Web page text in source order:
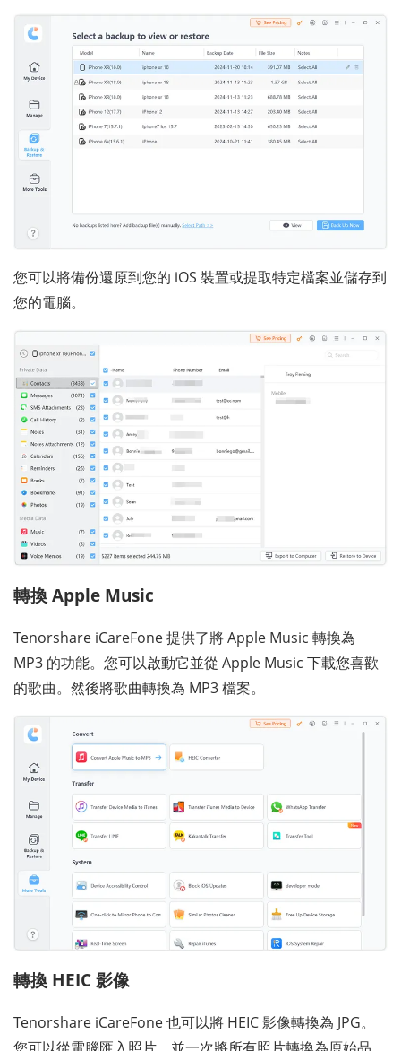
您可以將備份還原到您的 iOS 裝置或提取特定檔案並儲存到
您的電腦。
轉換 Apple Music
Tenorshare iCareFone 提供了將 Apple Music 轉換為
MP3 的功能。您可以啟動它並從 Apple Music 下載您喜歡
的歌曲。然後將歌曲轉換為 MP3 檔案。
轉換 HEIC 影像
Tenorshare iCareFone 也可以將 HEIC 影像轉換為 JPG。